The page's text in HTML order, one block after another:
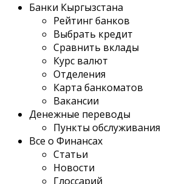
Банки Кыргызстана
Рейтинг банков
Выбрать кредит
Сравнить вклады
Курс валют
Отделения
Карта банкоматов
Вакансии
Денежные переводы
Пункты обслуживания
Все о Финансах
Статьи
Новости
Глоссарий